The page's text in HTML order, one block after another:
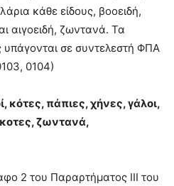
κάθε είδους, βοοειδή,
αιγοειδή, ζωντανά. Τα
υπάγονται σε συντελεστή ΦΠΑ
0104)
κότες, πάπιες, χήνες, γάλοι,
ζωντανά,
2 του Παραρτήματος ΙΙΙ του